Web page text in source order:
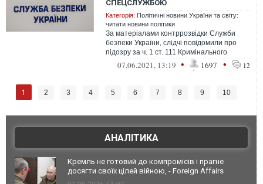
СПЕЦСЛУЖБОЮ
Категорія: Політичні новини України та світу:
читати новини політики
За матеріалами контррозвідки Служби
безпеки України, слідчі повідомили про
підозру за ч. 1 ст. 111 Кримінального
кодексу України колишньому посадовцю ...
07.06.2021, 13:19 • 1697 • 12
1 2 3 4 5 6 7 8 9 10
АНАЛІТИКА
Кремль не готовий до компромісів і прагне
досягти своїх цілей війною, - Foreign Affairs